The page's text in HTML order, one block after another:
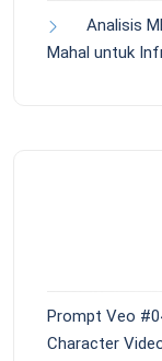
Analisis
Mahal untuk
Prompt Veo
Character